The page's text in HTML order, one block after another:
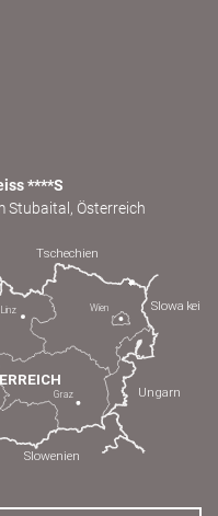
****S
Stubaital, Österreich